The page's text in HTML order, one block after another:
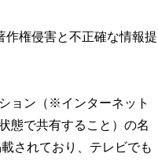
権侵害と不正確な情報提
ョン（※インターネット
態で共有すること）の名
されており、テレビでも